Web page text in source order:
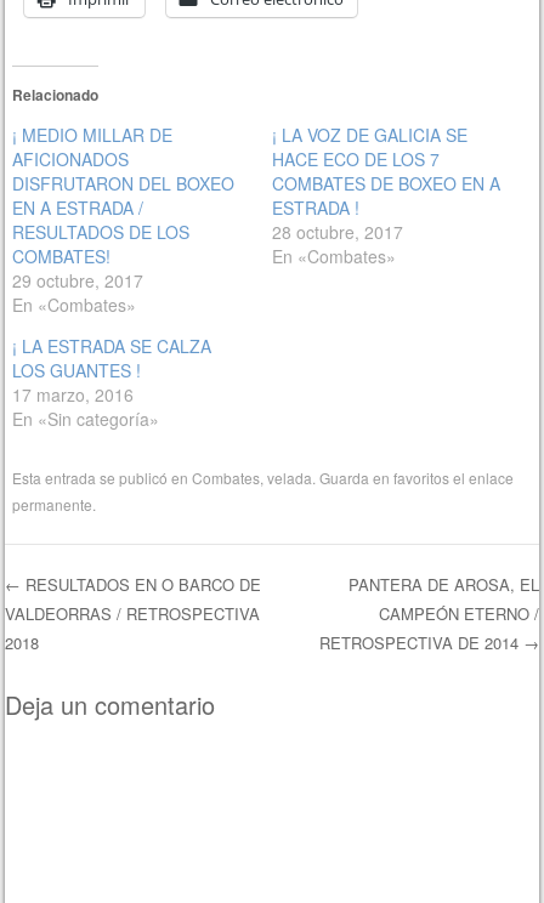
Relacionado
¡ MEDIO MILLAR DE
AFICIONADOS
DISFRUTARON DEL BOXEO
EN A ESTRADA /
RESULTADOS DE LOS
COMBATES!
29 octubre, 2017
En «Combates»
¡ LA VOZ DE GALICIA SE
HACE ECO DE LOS 7
COMBATES DE BOXEO EN A
ESTRADA !
28 octubre, 2017
En «Combates»
¡ LA ESTRADA SE CALZA
LOS GUANTES !
17 marzo, 2016
En «Sin categoría»
Esta entrada se publicó enCombates ,velada . Guarda en favoritos elenlace
permanente
Navegación de entradas
← RESULTADOS EN O BARCO DE
VALDEORRAS / RETROSPECTIVA
2018
PANTERA DE AROSA, EL
CAMPEÓN ETERNO /
RETROSPECTIVA DE 2014 →
Deja un comentario